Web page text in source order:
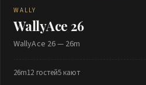
WALLY
WallyAce 26
WallyAce 26 — 26m
26m12 гостей5 кают